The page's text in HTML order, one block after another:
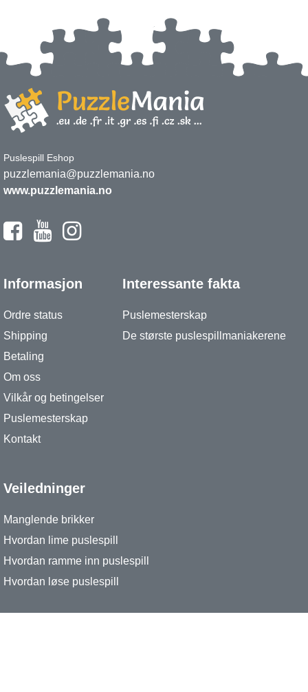
Puslespill Eshop
puzzlemania@puzzlemania.no
www.puzzlemania.no
Informasjon
Ordre status
Shipping
Betaling
Om oss
Vilkår og betingelser
Puslemesterskap
Kontakt
Interessante fakta
Puslemesterskap
De største puslespillmaniakerene
Veiledninger
Manglende brikker
Hvordan lime puslespill
Hvordan ramme inn puslespill
Hvordan løse puslespill